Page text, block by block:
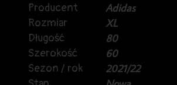
Producent
Adidas
Rozmiar
XL
Długość
80
Szerokość
60
Sezon / rok
2021/22